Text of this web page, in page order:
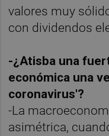
valores muy
con dividendos
-¿Atisba una
económica una
coronavirus'?
-La
asimétrica,